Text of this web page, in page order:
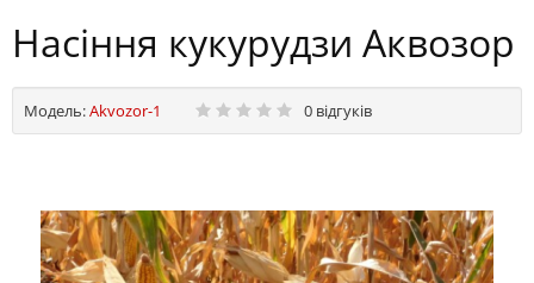
Насіння кукурудзи Аквозор
Модель:Akvozor-1 0 відгуків